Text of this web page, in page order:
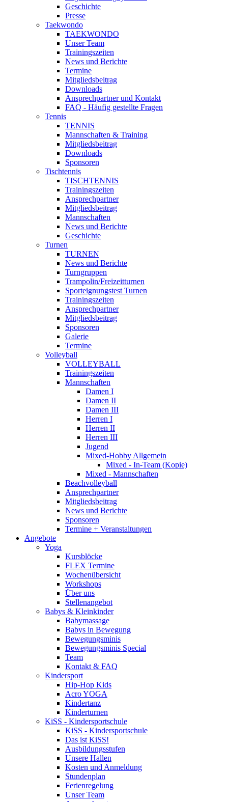
Geschichte
Presse
Taekwondo
TAEKWONDO
Unser Team
Trainingszeiten
News und Berichte
Termine
Mitgliedsbeitrag
Downloads
Ansprechpartner und Kontakt
FAQ - Häufig gestellte Fragen
Tennis
TENNIS
Mannschaften & Training
Mitgliedsbeitrag
Downloads
Sponsoren
Tischtennis
TISCHTENNIS
Trainingszeiten
Ansprechpartner
Mitgliedsbeitrag
Mannschaften
News und Berichte
Geschichte
Turnen
TURNEN
News und Berichte
Turngruppen
Trampolin/Freizeitturnen
Sporteignungstest Turnen
Trainingszeiten
Ansprechpartner
Mitgliedsbeitrag
Sponsoren
Galerie
Termine
Volleyball
VOLLEYBALL
Trainingszeiten
Mannschaften
Damen I
Damen II
Damen III
Herren I
Herren II
Herren III
Jugend
Mixed-Hobby Allgemein
Mixed - In-Team (Kopie)
Mixed - Mannschaften
Beachvolleyball
Ansprechpartner
Mitgliedsbeitrag
News und Berichte
Sponsoren
Termine + Veranstaltungen
Angebote
Yoga
Kursblöcke
FLEX Termine
Wochenübersicht
Workshops
Über uns
Stellenangebot
Babys & Kleinkinder
Babymassage
Babys in Bewegung
Bewegungsminis
Bewegungsminis Special
Team
Kontakt & FAQ
Kindersport
Hip-Hop Kids
Acro YOGA
Kindertanz
Kinderturnen
KiSS - Kindersportschule
KiSS - Kindersportschule
Das ist KiSS!
Ausbildungsstufen
Unsere Hallen
Kosten und Anmeldung
Stundenplan
Ferienregelung
Unser Team